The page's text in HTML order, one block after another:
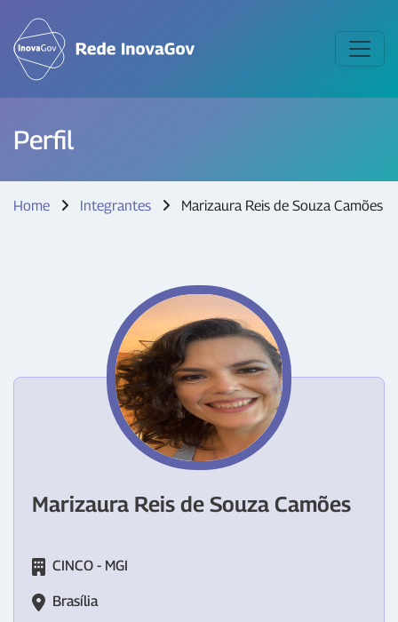
Perfil
Home Integrantes Marizaura Reis de Souza Camões
Marizaura Reis de Souza Camões
CINCO - MGI
Brasília